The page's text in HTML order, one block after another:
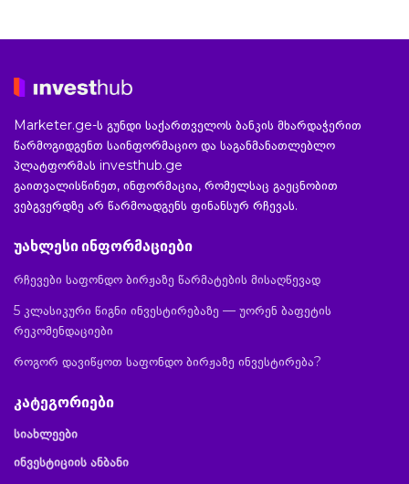
Marketer.ge-ს გუნდი საქართველოს ბანკის მხარდაჭერით
წარმოგიდგენთ საინფორმაციო და საგანმანათლებლო
პლატფორმას investhub.ge
გაითვალისწინეთ, ინფორმაცია, რომელსაც გაეცნობით
ვებგვერდზე არ წარმოადგენს ფინანსურ რჩევას.
უახლესი ინფორმაციები
რჩევები საფონდო ბირჟაზე წარმატების მისაღწევად
5 კლასიკური წიგნი ინვესტირებაზე — უორენ ბაფეტის
რეკომენდაციები
როგორ დავიწყოთ საფონდო ბირჟაზე ინვესტირება?
კატეგორიები
სიახლეები
ინვესტიციის ანბანი